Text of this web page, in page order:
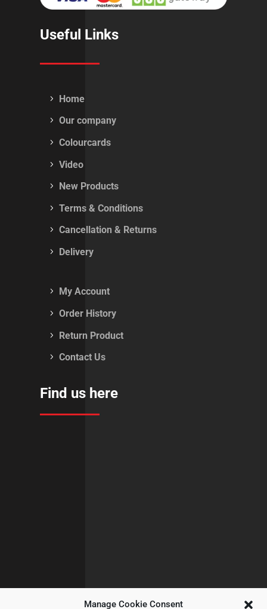
Manage Cookie Consent
Useful Links
Home
Our company
Colourcards
Video
New Products
Terms & Conditions
Cancellation & Returns
Delivery
My Account
Order History
Return Product
Contact Us
Find us here